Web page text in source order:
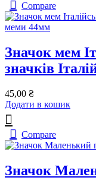
Compare
Значок мем
значків
45,00 ₴
Додати в кошик
Compare
Значок